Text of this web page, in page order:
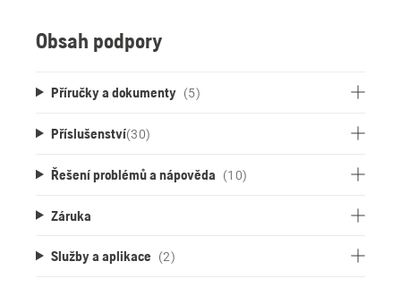
Obsah podpory
Příručky a dokumenty (5)
Příslušenství(30)
Řešení problémů a nápověda (10)
Záruka
Služby a aplikace (2)